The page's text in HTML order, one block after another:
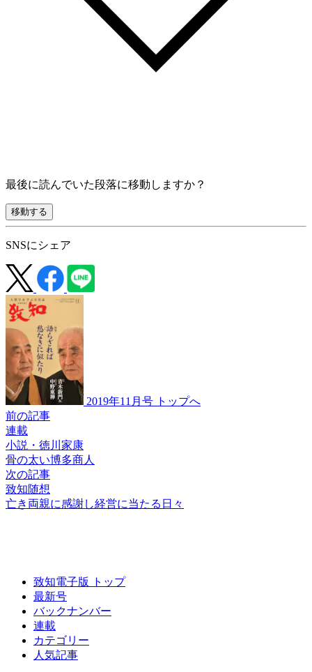
最後に読んでいた段落に移動しますか？
移動する
SNSにシェア
2019年11月号 トップへ
前の記事
連載
小説・徳川家康
骨の太い博多商人
次の記事
致知随想
亡き両親に感謝し経営に当たる日々
致知電子版 トップ
最新号
バックナンバー
連載
カテゴリー
人気記事